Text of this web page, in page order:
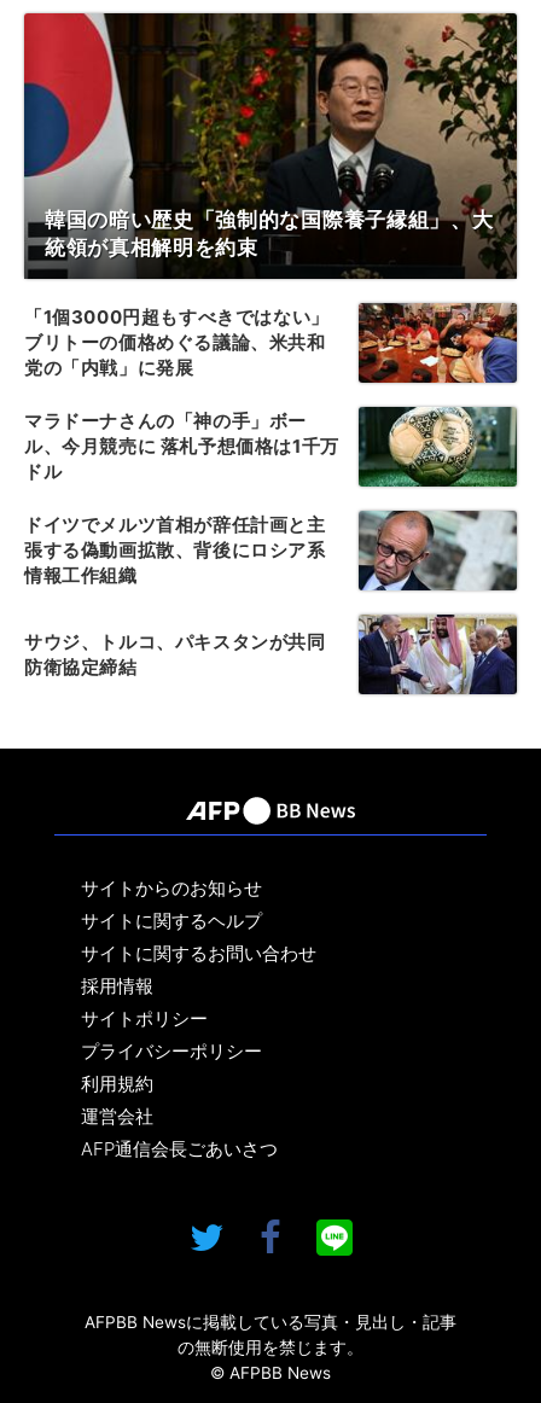
韓国の暗い歴史「強制的な国際養子縁組」、大
統領が真相解明を約束
「1個3000円超もすべきではない」
ブリトーの価格めぐる議論、米共和
党の「内戦」に発展
マラドーナさんの「神の手」ボー
ル、今月競売に 落札予想価格は1千万
ドル
ドイツでメルツ首相が辞任計画と主
張する偽動画拡散、背後にロシア系
情報工作組織
サウジ、トルコ、パキスタンが共同
防衛協定締結
サイトからのお知らせ
サイトに関するヘルプ
サイトに関するお問い合わせ
採用情報
サイトポリシー
プライバシーポリシー
利用規約
運営会社
AFP通信会長ごあいさつ
AFPBB Newsに掲載している写真・見出し・記事
の無断使用を禁じます。
© AFPBB News